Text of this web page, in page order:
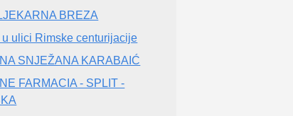
BREZA
u ulici Rimske centurijacije
SNJEŽANA KARABAIĆ
FARMACIA - SPLIT -